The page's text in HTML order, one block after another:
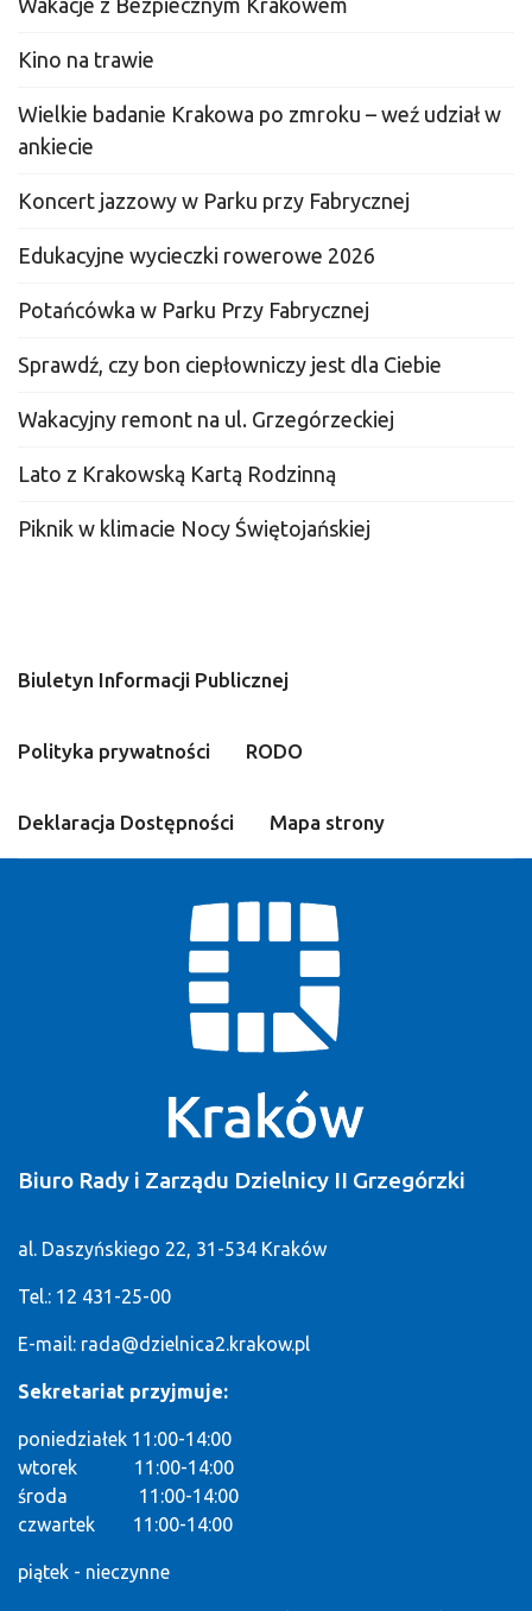
Kino na trawie
Wielkie badanie Krakowa po zmroku – weź udział w
ankiecie
Koncert jazzowy w Parku przy Fabrycznej
Edukacyjne wycieczki rowerowe 2026
Potańcówka w Parku Przy Fabrycznej
Sprawdź, czy bon ciepłowniczy jest dla Ciebie
Wakacyjny remont na ul. Grzegórzeckiej
Lato z Krakowską Kartą Rodzinną
Piknik w klimacie Nocy Świętojańskiej
Biuletyn Informacji Publicznej
Polityka prywatności RODO
Deklaracja Dostępności Mapa strony
Biuro Rady i Zarządu Dzielnicy II Grzegórzki
al. Daszyńskiego 22, 31-534 Kraków
Tel.: 12 431-25-00
E-mail: rada@dzielnica2.krakow.pl
Sekretariat przyjmuje:
poniedziałek 11:00-14:00
wtorek 11:00-14:00
środa 11:00-14:00
czwartek 11:00-14:00
piątek - nieczynne